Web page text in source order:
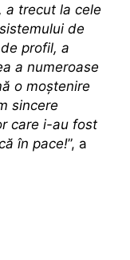
a trecut la cele
de
profil, a
a numeroase
o moștenire
sincere
care i-au fost
în pace!”, a